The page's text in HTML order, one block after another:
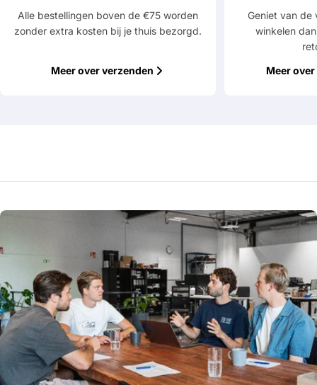
Verstuur vraag
Alle bestellingen boven de €75 worden
zonder extra kosten bij je thuis bezorgd.
Meer over verzenden
Geniet van de
winkelen
Meer